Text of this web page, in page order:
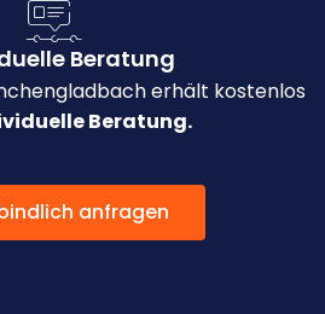
Beratung
erhält kostenlos
Beratung.
anfragen